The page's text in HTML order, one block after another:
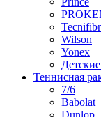
Wilson
Yonex
Теннисная
7/6
Babolat
Dunlop